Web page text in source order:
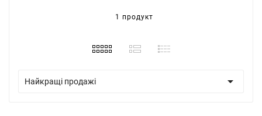
1 продукт
Найкращі продажі 